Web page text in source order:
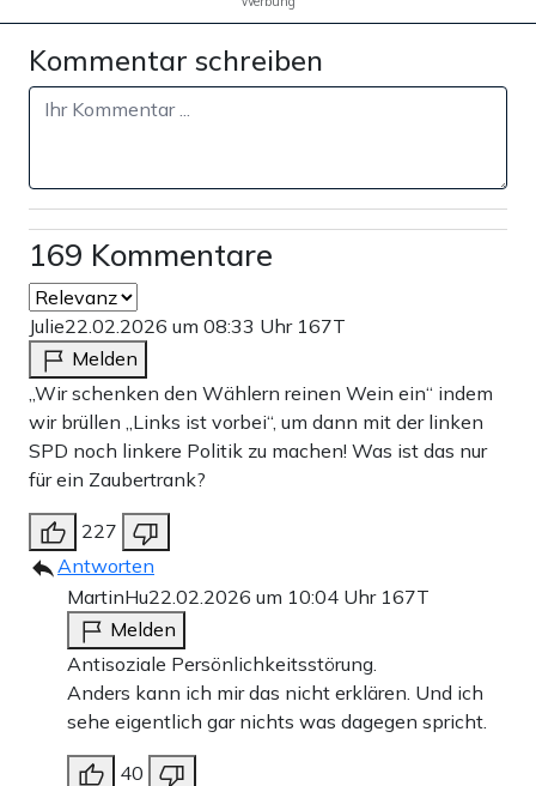
Kommentar schreiben
169 Kommentare
Julie22.02.2026 um 08:33 Uhr 167T
Melden
„Wir schenken den Wählern reinen Wein ein“ indem
wir brüllen „Links ist vorbei“, um dann mit der linken
SPD noch linkere Politik zu machen! Was ist das nur
für ein Zaubertrank?
227
Antworten
MartinHu22.02.2026 um 10:04 Uhr 167T
Melden
Antisoziale Persönlichkeitsstörung.
Anders kann ich mir das nicht erklären. Und ich
sehe eigentlich gar nichts was dagegen spricht.
40